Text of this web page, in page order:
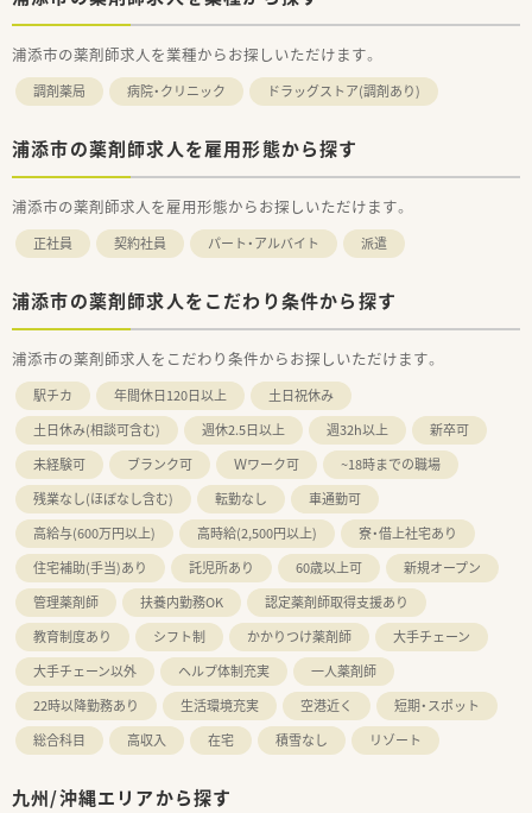
浦添市の薬剤師求人を業種からお探しいただけます。
調剤薬局 病院・クリニック ドラッグストア(調剤あり)
浦添市の薬剤師求人を雇用形態から探す
浦添市の薬剤師求人を雇用形態からお探しいただけます。
正社員 契約社員 パート・アルバイト 派遣
浦添市の薬剤師求人をこだわり条件から探す
浦添市の薬剤師求人をこだわり条件からお探しいただけます。
駅チカ 年間休日120日以上
土日祝休み
土日休み(相談可含む)
週休2.5日以上 週32h以上
新卒可
未経験可
ブランク可 Ｗワーク可
~18時までの職場
残業なし(ほぼなし含む)
転勤なし
車通勤可
高給与(600万円以上)
高時給(2,500円以上)
寮・借上社宅あり
住宅補助(手当)あり
託児所あり 60歳以上可
新規オープン
管理薬剤師
扶養内勤務OK
認定薬剤師取得支援あり
教育制度あり
シフト制 かかりつけ薬剤師
大手チェーン
大手チェーン以外
ヘルプ体制充実
一人薬剤師
22時以降勤務あり
生活環境充実 空港近く
短期・スポット
総合科目
高収入 在宅 積雪なし リゾート
九州/沖縄エリアから探す